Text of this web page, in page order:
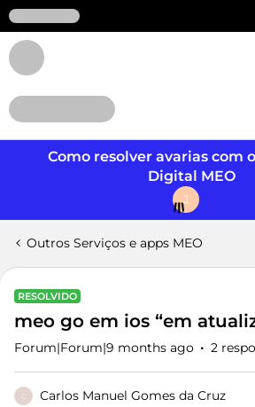
Como resolver avarias com
Digital MEO
J
Outros Serviços e apps MEO
RESOLVIDO
meo go em ios “em
Forum|Forum|9 months ago 2
C Carlos Manuel Gomes da Cruz